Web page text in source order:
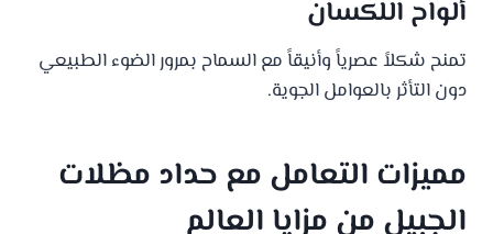
ألواح اللكسان
تمنح شكلاً عصرياً وأنيقاً مع السماح بمرور الضوء الطبيعي
دون التأثر بالعوامل الجوية.
مميزات التعامل مع حداد مظلات
الجبيل من مزايا العالم